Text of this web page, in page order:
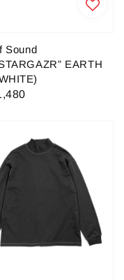
Sound
EARTH